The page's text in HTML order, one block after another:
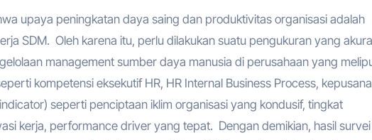
upaya peningkatan daya saing dan produktivitas organisasi adalah
SDM. Oleh karena itu, perlu dilakukan suatu pengukuran yang
management sumber daya manusia di perusahaan yang
kompetensi eksekutif HR, HR Internal Business Process,
seperti penciptaan iklim organisasi yang kondusif, tingkat
kerja, performance driver yang tepat. Dengan demikian, hasil survei